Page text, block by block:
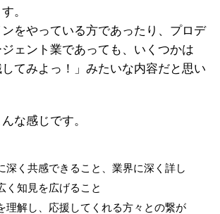
。
をやっている方であったり、プロデ
ェント業であっても、いくつかは
してみよっ！」みたいな内容だと思い
な感じです。
深く共感できること、業界に深く詳し
く知見を広げること
理解し、応援してくれる方々との繋が